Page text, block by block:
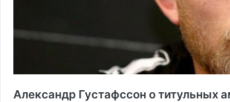
Александр Густафссон о